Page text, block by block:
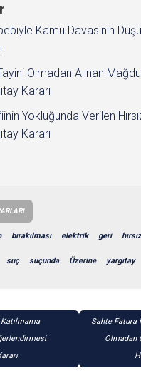
Kamu Davasının
Olmadan Alınan
Kararı
Yokluğunda Verilen
Kararı
bırakılması elektrik geri
suç suçunda Üzerine yargıtay
Sahte Fatura
Olmadan